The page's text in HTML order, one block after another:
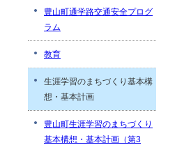
豊山町通学路交通安全プログ
ラム
教育
生涯学習のまちづくり基本構
想・基本計画
豊山町生涯学習のまちづくり
基本構想・基本計画（第3